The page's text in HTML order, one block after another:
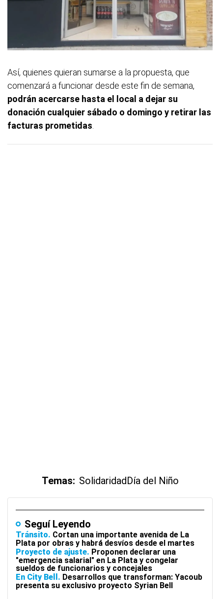
Así, quienes quieran sumarse a la propuesta, que
comenzará a funcionar desde este fin de semana,
podrán acercarse hasta el local a dejar su
donación cualquier sábado o domingo y retirar las
facturas prometidas.
Temas: SolidaridadDía del Niño
Seguí Leyendo
Tránsito Cortan una importante avenida de La
Plata por obras y habrá desvíos desde el martes
Proyecto de ajuste
Proponen declarar una
"emergencia salarial" en La Plata y congelar
sueldos de funcionarios y concejales
En City Bell
Desarrollos que transforman: Yacoub
presenta su exclusivo proyecto Syrian Bell